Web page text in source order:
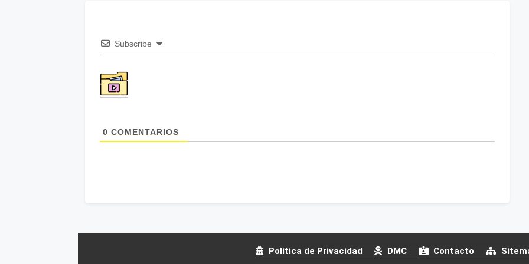
Subscribe
0 COMENTARIOS
Política de Privacidad DMC Contacto